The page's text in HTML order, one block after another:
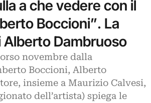
a che vedere con il
Boccioni”. La
Dambruoso
novembre dalla
Boccioni, Alberto
insieme a Maurizio Calvesi,
dell’artista) spiega le